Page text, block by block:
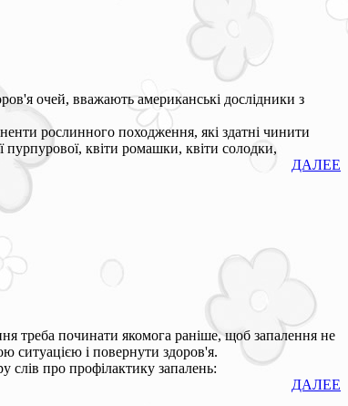
очей, вважають американські дослідники з
рослинного походження, які здатні чинити
пурпурової, квіти ромашки, квіти солодки,
ДАЛЕЕ
треба починати якомога раніше, щоб запалення не
ситуацією і повернути здоров'я.
слів про профілактику запалень:
ДАЛЕЕ